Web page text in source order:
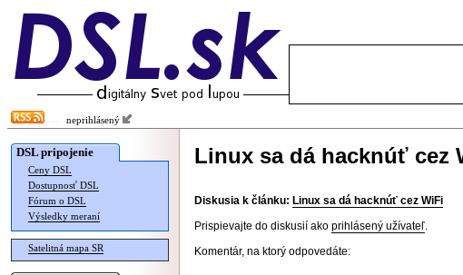
neprihlásený
DSL pripojenie
Ceny DSL
Dostupnosť DSL
Fórum o DSL
Výsledky meraní
Satelitná mapa SR
Linux sa dá hacknúť cez
Diskusia k článku: Linux sa dá hacknúť cez WiFi
Prispievajte do diskusií ako prihlásený užívateľ.
Komentár, na ktorý odpovedáte: